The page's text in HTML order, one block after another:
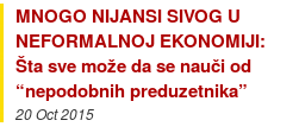
MNOGO NIJANSI SIVOG U
NEFORMALNOJ EKONOMIJI:
Šta sve može da se nauči od
“nepodobnih preduzetnika”
20 Oct 2015